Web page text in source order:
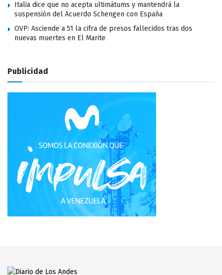
Italia dice que no acepta ultimátums y mantendrá la
suspensión del Acuerdo Schengen con España
OVP: Asciende a 51 la cifra de presos fallecidos tras dos
nuevas muertes en El Marite
Publicidad